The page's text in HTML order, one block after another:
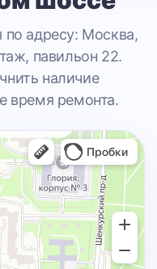
по адресу: Москва,
павильон 22.
наличие
время ремонта.